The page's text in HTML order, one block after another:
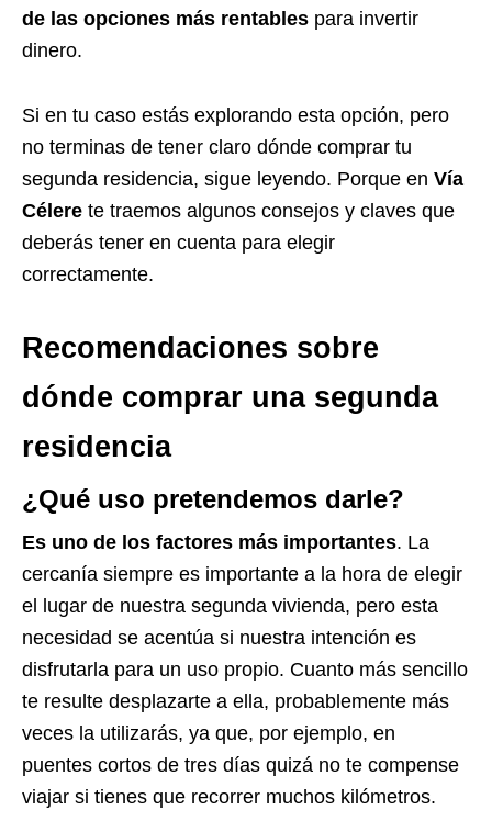
de las opciones más rentables para invertir
dinero.
Si en tu caso estás explorando esta opción, pero
no terminas de tener claro dónde comprar tu
segunda residencia, sigue leyendo. Porque en Vía
Célere te traemos algunos consejos y claves que
deberás tener en cuenta para elegir
correctamente.
Recomendaciones sobre
dónde comprar una segunda
residencia
¿Qué uso pretendemos darle?
Es uno de los factores más importantes. La
cercanía siempre es importante a la hora de elegir
el lugar de nuestra segunda vivienda, pero esta
necesidad se acentúa si nuestra intención es
disfrutarla para un uso propio. Cuanto más sencillo
te resulte desplazarte a ella, probablemente más
veces la utilizarás, ya que, por ejemplo, en
puentes cortos de tres días quizá no te compense
viajar si tienes que recorrer muchos kilómetros.